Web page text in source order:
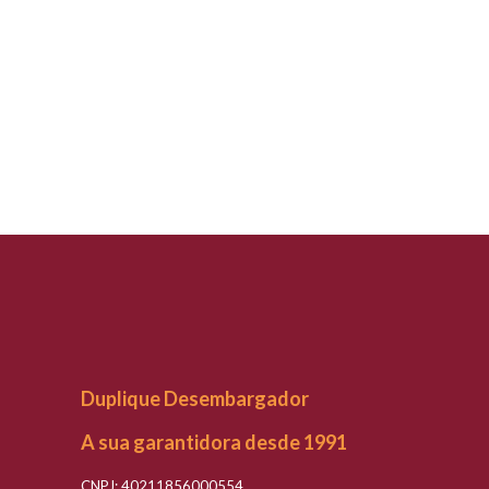
Duplique Desembargador
A sua garantidora desde 1991
CNPJ: 40211856000554